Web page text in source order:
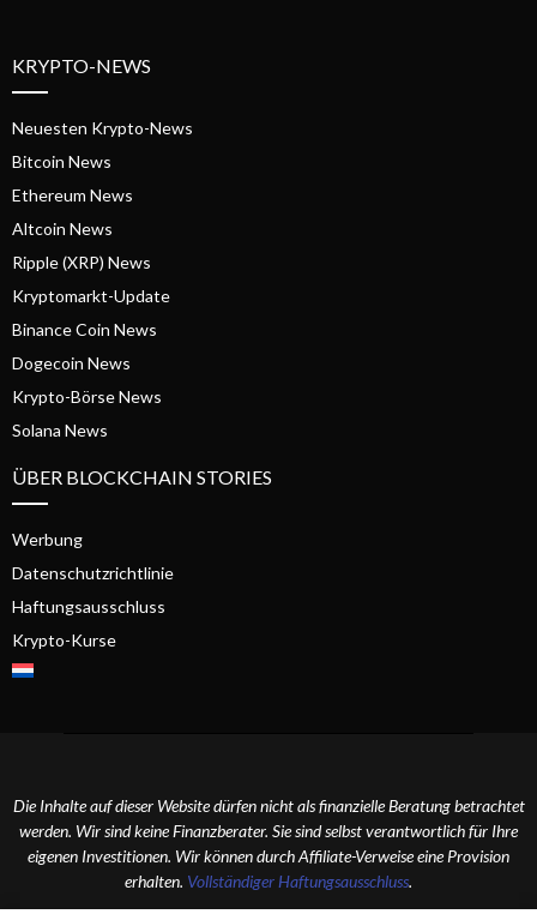
KRYPTO-NEWS
Neuesten Krypto-News
Bitcoin News
Ethereum News
Altcoin News
Ripple (XRP) News
Kryptomarkt-Update
Binance Coin News
Dogecoin News
Krypto-Börse News
Solana News
ÜBER BLOCKCHAIN STORIES
Werbung
Datenschutzrichtlinie
Haftungsausschluss
Krypto-Kurse
Die Inhalte auf dieser Website dürfen nicht als finanzielle Beratung betrachtet
werden. Wir sind keine Finanzberater. Sie sind selbst verantwortlich für Ihre
eigenen Investitionen. Wir können durch Affiliate-Verweise eine Provision
erhalten. Vollständiger Haftungsausschluss.